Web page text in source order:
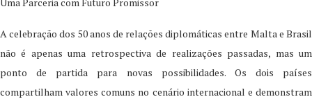
A celebração dos 50 anos de relações diplomáticas entre Malta e Brasil
não é apenas uma retrospectiva de realizações passadas, mas um
ponto de partida para novas possibilidades. Os dois países
compartilham valores comuns no cenário internacional e demonstram